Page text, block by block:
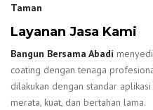
Taman
Layanan Jasa Kami
Bangun Bersama Abadi
coating dengan tenaga
dilakukan dengan standar
merata, kuat, dan bertahan lama.